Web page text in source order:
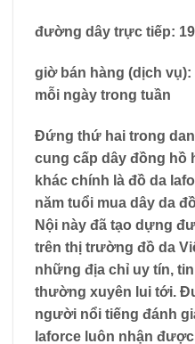
đường dây trực tiếp:
giờ bán hàng (dịch vụ):
mỗi ngày trong tuần
Đứng thứ hai trong
cung cấp dây đồng hồ
khác chính là đồ da
năm tuổi mua dây da
Nội này đã tạo dựng
trên thị trường đồ da
những địa chỉ uy tín,
thường xuyên lui tới.
người nổi tiếng đánh
laforce luôn nhận